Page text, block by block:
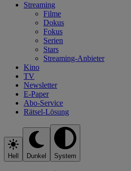
Streaming
Filme
Dokus
Fokus
Serien
Stars
Streaming-Anbieter
Kino
TV
Newsletter
E-Paper
Abo-Service
Rätsel-Lösung
Hell Dunkel System